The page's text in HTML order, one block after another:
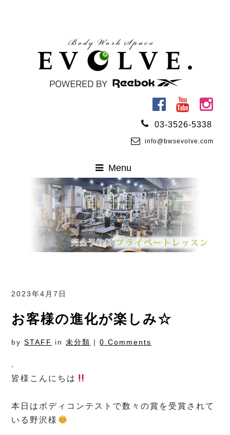
03-3526-5338
info@bwsevolve.com
2023年4月7日
お客様の進化が楽しみ☆
bySTAFF in未分類 |0 Comments
.
皆様こんにちは
本日はボディコンテストで数々の賞を受賞されて
いる野沢様